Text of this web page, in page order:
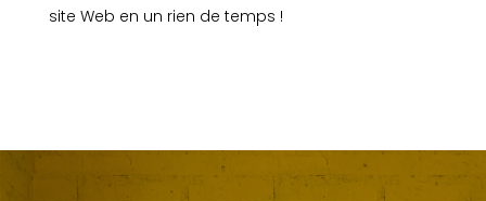
site Web en un rien de temps !